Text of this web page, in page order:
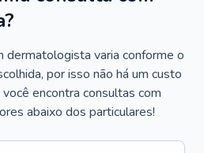
dermatologista varia conforme o
por isso não há um custo
encontra consultas com
abaixo dos particulares!